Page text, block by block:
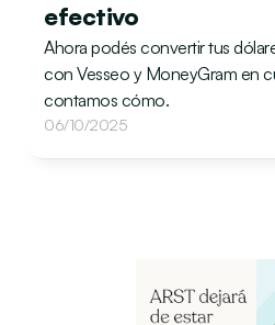
efectivo
Ahora podés convertir tus
con Vesseo y MoneyGram en
contamos cómo.
06/10/2025